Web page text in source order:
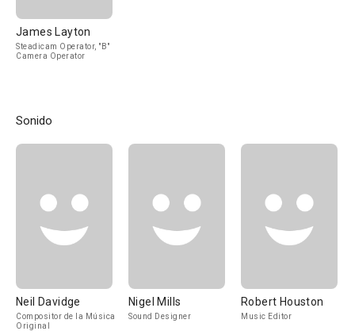
James Layton
Steadicam Operator, "B"
Camera Operator
Sonido
Neil Davidge
Compositor de la Música
Original
Nigel Mills
Sound Designer
Robert Houston
Music Editor